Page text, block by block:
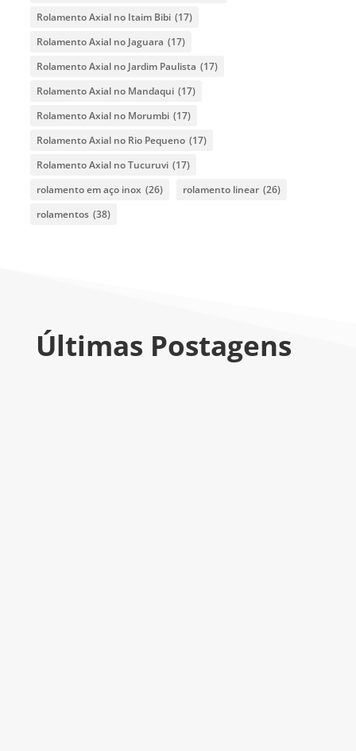
Rolamento Axial no Itaim Bibi (17)
Rolamento Axial no Jaguara (17)
Rolamento Axial no Jardim Paulista (17)
Rolamento Axial no Mandaqui (17)
Rolamento Axial no Morumbi (17)
Rolamento Axial no Rio Pequeno (17)
Rolamento Axial no Tucuruvi (17)
rolamento em aço inox (26) rolamento linear (26)
rolamentos (38)
Últimas Postagens